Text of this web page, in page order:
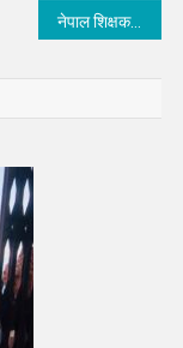
नेपाल शिक्षक संघद्वारा आयोजित रक्तदानमा ४६ जनाले गरे रक्तदान